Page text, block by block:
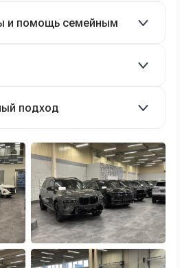
и помощь семейным
подход